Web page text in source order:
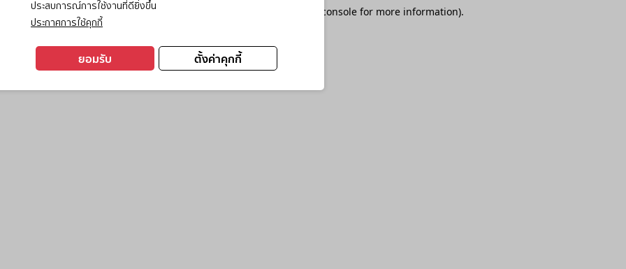
ประสบการณ์การใช้งานที่ดียิ่งขึ้น
ประกาศการใช้คุกกี้
ตั้งค่าคุกกี้
ยอมรับ
has occurred while loading browser console for more information).